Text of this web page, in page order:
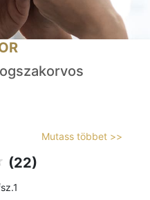
Mutass többet >>
(22)